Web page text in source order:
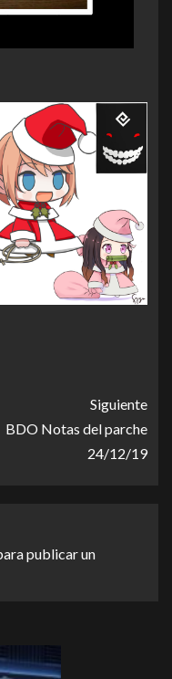
Siguiente
BDO Notas del parche
24/12/19
publicar un